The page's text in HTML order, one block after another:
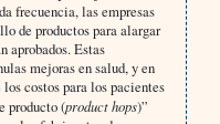
frecuencia, las empresas
de productos para alargar
aprobados. Estas
mejoras en salud, y en
costos para los pacientes
producto (product hops)”